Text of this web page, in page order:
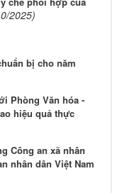
2025)
bị cho năm
Phòng Văn hóa -
hiệu quả thực
Công an xã nhân
nhân dân Việt Nam